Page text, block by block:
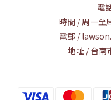
電
時間 / 周一至
電郵 /
地址 / 台南